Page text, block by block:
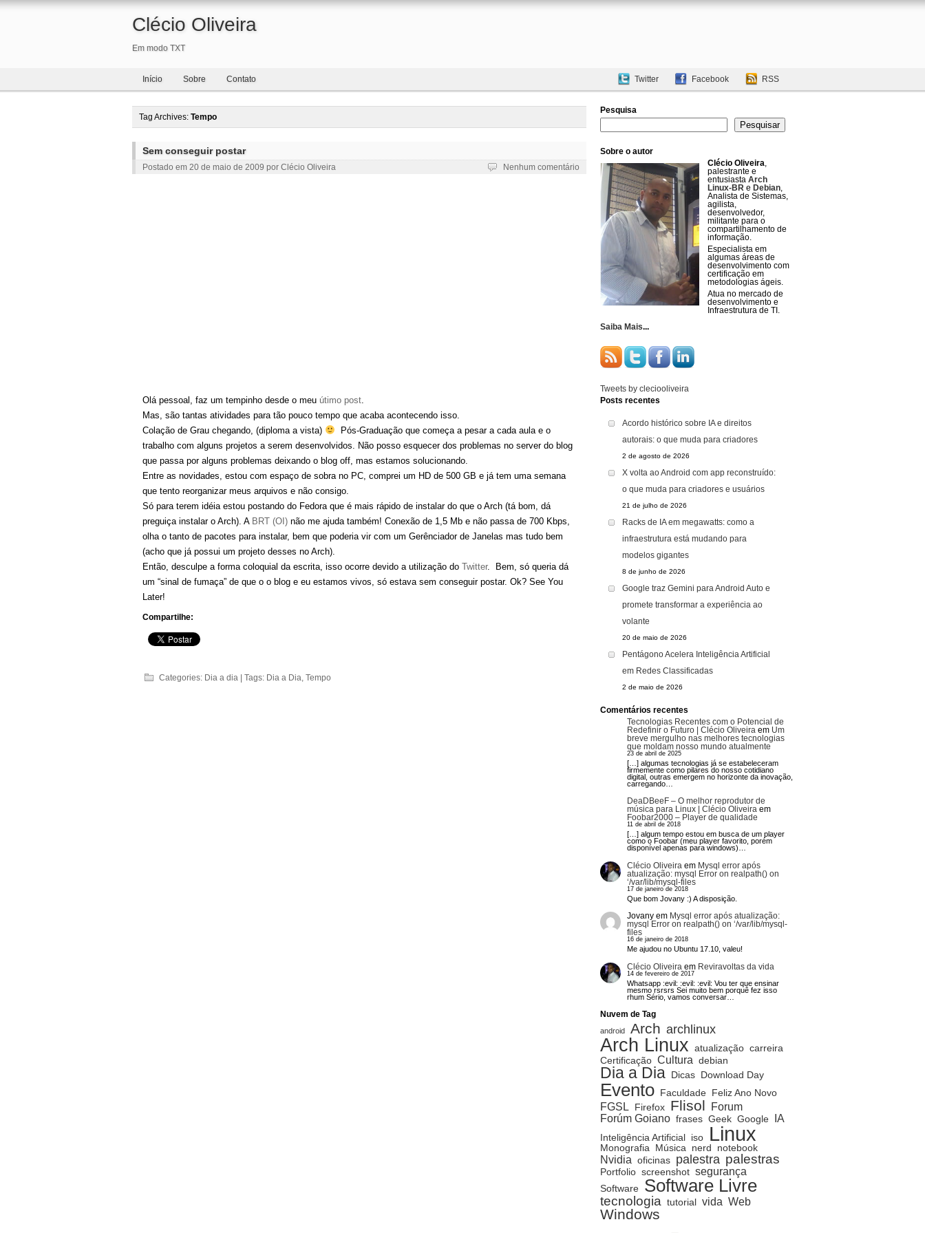
Clécio Oliveira
Em modo TXT
Início Sobre Contato Twitter Facebook RSS
Tag Archives: Tempo
Sem conseguir postar
Postado em 20 de maio de 2009 por Clécio Oliveira Nenhum comentário
Olá pessoal, faz um tempinho desde o meu útimo post.
Mas, são tantas atividades para tão pouco tempo que acaba acontecendo isso.
Colação de Grau chegando, (diploma a vista)
Pós-Graduação que começa a pesar a cada aula e o
trabalho com alguns projetos a serem desenvolvidos. Não posso esquecer dos problemas no server do blog
que passa por alguns problemas deixando o blog off, mas estamos solucionando.
Entre as novidades, estou com espaço de sobra no PC, comprei um HD de 500 GB e já tem uma semana
que tento reorganizar meus arquivos e não consigo.
Só para terem idéia estou postando do Fedora que é mais rápido de instalar do que o Arch (tá bom, dá
preguiça instalar o Arch). A BRT (OI) não me ajuda também! Conexão de 1,5 Mb e não passa de 700 Kbps,
olha o tanto de pacotes para instalar, bem que poderia vir com um Gerênciador de Janelas mas tudo bem
(acho que já possui um projeto desses no Arch).
Então, desculpe a forma coloquial da escrita, isso ocorre devido a utilização do Twitter. Bem, só queria dá
um “sinal de fumaça” de que o o blog e eu estamos vivos, só estava sem conseguir postar. Ok? See You
Later!
Compartilhe:
Categories: Dia a dia | Tags: Dia a Dia, Tempo
Pesquisa
Pesquisar
Pesquisar
Sobre o autor
Clécio Oliveira,
palestrante e
entusiasta Arch
Linux-BR e Debian,
Analista de Sistemas,
agilista,
desenvolvedor,
militante para o
compartilhamento de
informação.
Especialista em
algumas áreas de
desenvolvimento com
certificação em
metodologias ágeis.
Atua no mercado de
desenvolvimento e
Infraestrutura de TI.
Saiba Mais...
Tweets by cleciooliveira
Posts recentes
Acordo histórico sobre IA e direitos
autorais: o que muda para criadores
2 de agosto de 2026
X volta ao Android com app reconstruído:
o que muda para criadores e usuários
21 de julho de 2026
Racks de IA em megawatts: como a
infraestrutura está mudando para
modelos gigantes
8 de junho de 2026
Google traz Gemini para Android Auto e
promete transformar a experiência ao
volante
20 de maio de 2026
Pentágono Acelera Inteligência Artificial
em Redes Classificadas
2 de maio de 2026
Comentários recentes
Tecnologias Recentes com o Potencial de
Redefinir o Futuro | Clécio Oliveira em Um
breve mergulho nas melhores tecnologias
que moldam nosso mundo atualmente
23 de abril de 2025
[…] algumas tecnologias já se estabeleceram
firmemente como pilares do nosso cotidiano
digital, outras emergem no horizonte da inovação,
carregando…
DeaDBeeF – O melhor reprodutor de
música para Linux | Clécio Oliveira em
Foobar2000 – Player de qualidade
11 de abril de 2018
[…] algum tempo estou em busca de um player
como o Foobar (meu player favorito, porém
disponível apenas para windows)…
Clécio Oliveira em Mysql error após
atualização: mysql Error on realpath() on
‘/var/lib/mysql-files
17 de janeiro de 2018
Que bom Jovany :) A disposição.
Jovany em Mysql error após atualização:
mysql Error on realpath() on ‘/var/lib/mysql-
files
16 de janeiro de 2018
Me ajudou no Ubuntu 17.10, valeu!
Clécio Oliveira em Reviravoltas da vida
14 de fevereiro de 2017
Whatsapp :evil: :evil: :evil: Vou ter que ensinar
mesmo rsrsrs Sei muito bem porquê fez isso
rhum Sério, vamos conversar…
Nuvem de Tag
android Arch archlinux
Arch Linux atualização carreira
Certificação Cultura debian
Dia a Dia Dicas Download Day
Evento Faculdade Feliz Ano Novo
FGSL Firefox Flisol Forum
Forúm Goiano frases Geek Google IA
Inteligência Artificial iso Linux
Monografia Música nerd notebook
Nvidia oficinas palestra palestras
Portfolio screenshot segurança
Software Software Livre
tecnologia tutorial vida Web
Windows